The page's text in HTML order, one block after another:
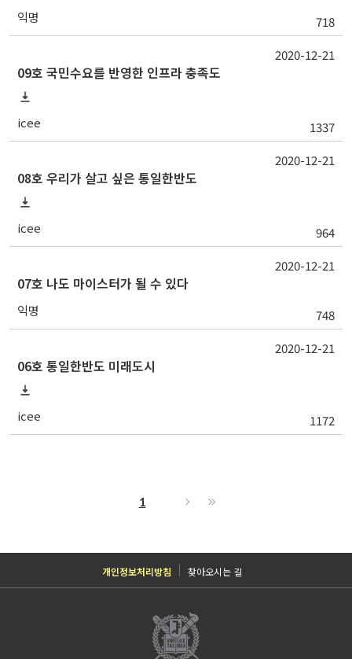
익명 718
09호 국민수요를 반영한 인프라 충족도
icee 1337
2020-12-21
08호 우리가 살고 싶은 통일한반도
icee 964
2020-12-21
07호 나도 마이스터가 될 수 있다
익명 748
2020-12-21
06호 통일한반도 미래도시
icee 1172
2020-12-21
1
개인정보처리방침 찾아오시는 길